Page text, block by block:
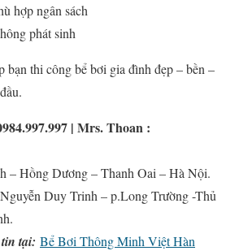
hợp ngân sách
phát sinh
thi công bể bơi gia đình đẹp – bền –
| Mrs. Thoan :
– Hồng Dương – Thanh Oai – Hà Nội.
Duy Trinh – p.Long Trường -Thủ
tại: Bể Bơi Thông Minh Việt Hàn